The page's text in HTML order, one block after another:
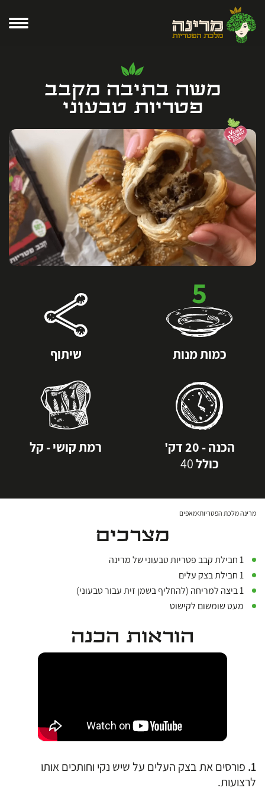
משה בתיבה מקבב
פטריות טבעוני
הכנה - 20 דק'
כולל40
רמת קושי - קל
5
כמות מנות שיתוף
מרינה מלכת הפטריות מאפים
מצרכים
1 חבילת קבב פטריות טבעוני של מרינה
1 חבילת בצק עלים
1 ביצה למריחה (להחליף בשמן זית עבור טבעוני)
מעט שומשום לקישוט
הוראות הכנה
פורסים את בצק העלים על שיש נקי וחותכים אותו
לרצועות.